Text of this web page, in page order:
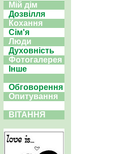
Мій дім
Дозвілля
Кохання
Сім'я
Люди
Духовність
Фотогалерея
Інше
Обговорення
Опитування
ВІТАННЯ